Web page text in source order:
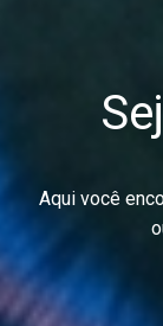
Aqui você